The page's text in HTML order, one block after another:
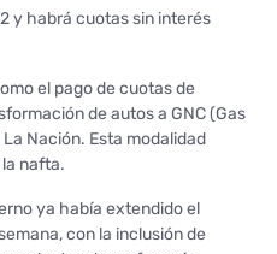
y habrá cuotas sin interés
el pago de cuotas de
de autos a GNC (Gas
Nación. Esta modalidad
nafta.
ya había extendido el
con la inclusión de